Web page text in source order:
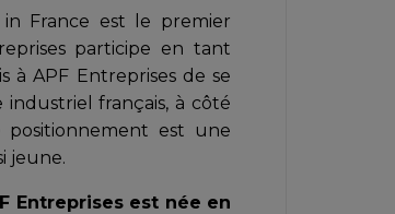
in France est le premier
participe en tant
à APF Entreprises de se
français, à côté
positionnement est une
jeune.
Entreprises est née en